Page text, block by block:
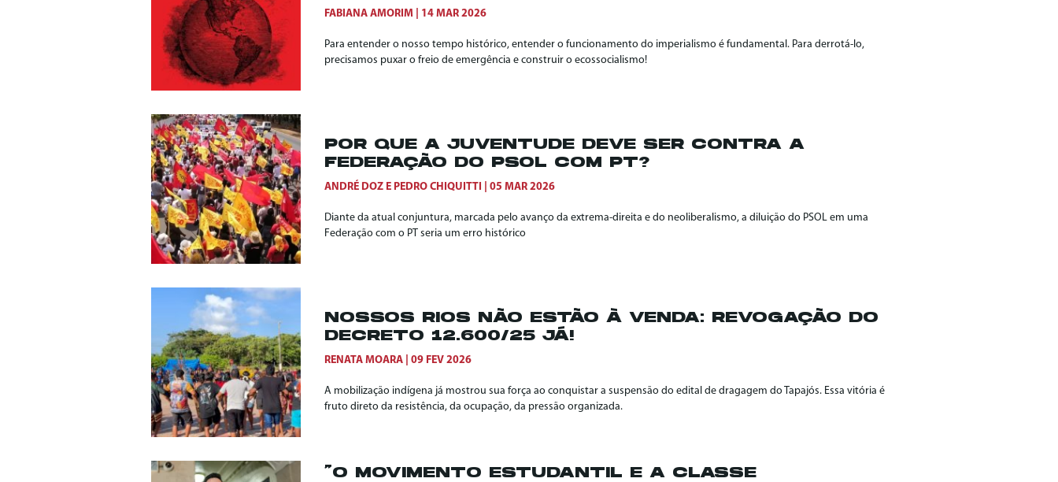
FABIANA AMORIM 14 MAR 2026
Para entender o nosso tempo histórico, entender o funcionamento do imperialismo é fundamental. Para derrotá-lo,
precisamos puxar o freio de emergência e construir o ecossocialismo!
POR QUE A JUVENTUDE DEVE SER CONTRA A
FEDERAÇÃO DO PSOL COM PT?
ANDRÉ DOZ E PEDRO CHIQUITTI 05 MAR 2026
Diante da atual conjuntura, marcada pelo avanço da extrema-direita e do neoliberalismo, a diluição do PSOL em uma
Federação com o PT seria um erro histórico
NOSSOS RIOS NÃO ESTÃO À VENDA: REVOGAÇÃO DO
DECRETO 12.600/25 JÁ!
RENATA MOARA 09 FEV 2026
A mobilização indígena já mostrou sua força ao conquistar a suspensão do edital de dragagem do Tapajós. Essa vitória é
fruto direto da resistência, da ocupação, da pressão organizada.
“O MOVIMENTO ESTUDANTIL E A CLASSE